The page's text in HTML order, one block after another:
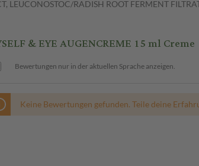
LEUCONOSTOC/RADISH ROOT FERMENT
& EYE AUGENCREME 15 ml Creme
Bewertungen nur in der aktuellen Sprache anzeigen.
Keine Bewertungen gefunden. Teile deine